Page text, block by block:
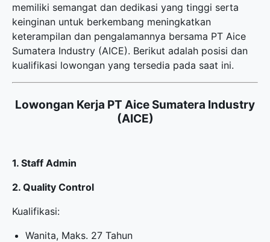
memiliki semangat dan dedikasi yang tinggi serta
keinginan untuk berkembang meningkatkan
keterampilan dan pengalamannya bersama PT Aice
Sumatera Industry (AICE). Berikut adalah posisi dan
kualifikasi lowongan yang tersedia pada saat ini.
Lowongan Kerja PT Aice Sumatera Industry
(AICE)
1. Staff Admin
2. Quality Control
Kualifikasi:
Wanita, Maks. 27 Tahun